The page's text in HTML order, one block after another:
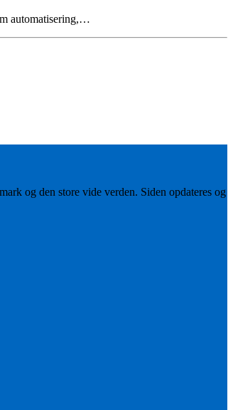
automatisering,…
og den store vide verden. Siden opdateres og